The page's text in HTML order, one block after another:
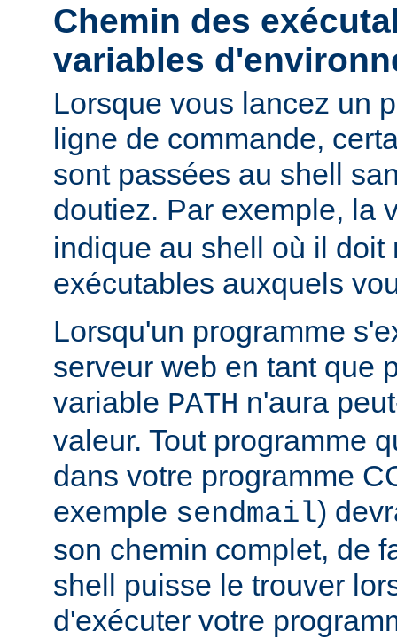
Chemin des
variables
Lorsque vous lancez un
ligne de commande,
sont passées au shell
doutiez. Par exemple, la
indique au shell où il doit
exécutables auxquels
Lorsqu'un programme
serveur web en tant que
variable PATH n'aura
valeur. Tout programme
dans votre programme
exemple sendmail)
son chemin complet, de
shell puisse le trouver
d'exécuter votre